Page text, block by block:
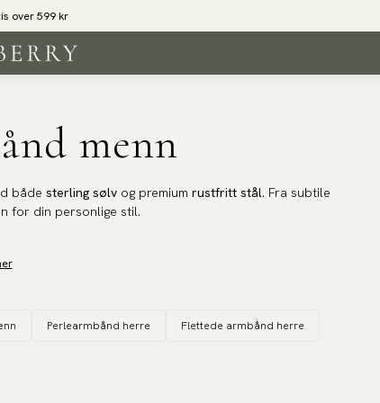
over 599 kr
menn
både sterling sølv og premium rustfritt stål. Fra subtile
for din personlige stil.
smykker som overskrider flyktige trender.
Perlearmbånd herre Flettede armbånd herre